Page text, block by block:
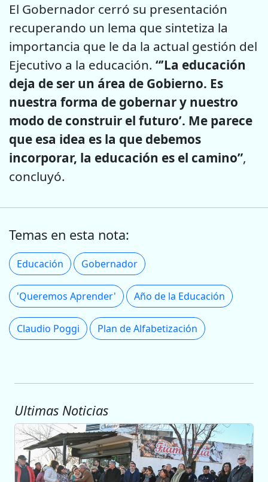
El Gobernador cerró su presentación
recuperando un lema que sintetiza la
importancia que le da la actual gestión del
Ejecutivo a la educación. “’La educación
deja de ser un área de Gobierno. Es
nuestra forma de gobernar y nuestro
modo de construir el futuro’. Me parece
que esa idea es la que debemos
incorporar, la educación es el camino”,
concluyó.
Temas en esta nota:
Educación Gobernador
'Queremos Aprender' Año de la Educación
Claudio Poggi Plan de Alfabetización
Ultimas Noticias